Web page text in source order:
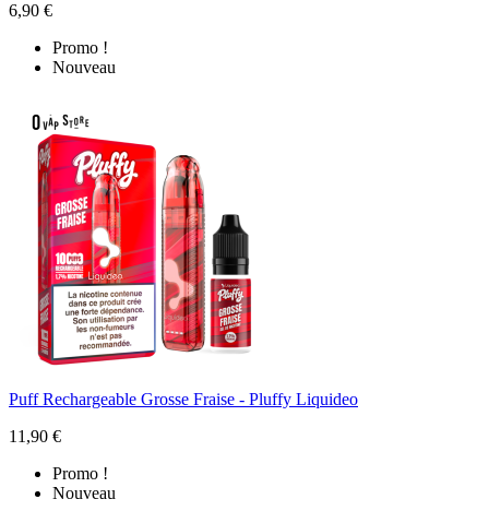
6,90 €
Promo !
Nouveau
Puff Rechargeable Grosse Fraise - Pluffy Liquideo
11,90 €
Promo !
Nouveau